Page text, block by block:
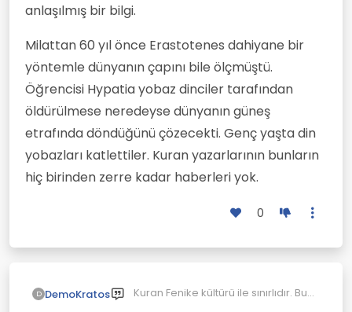
anlaşılmış bir bilgi.
Milattan 60 yıl önce Erastotenes dahiyane bir
yöntemle dünyanın çapını bile ölçmüştü.
Öğrencisi Hypatia yobaz dinciler tarafından
öldürülmese neredeyse dünyanın güneş
etrafında döndüğünü çözecekti. Genç yaşta din
yobazları katlettiler. Kuran yazarlarının bunların
hiç birinden zerre kadar haberleri yok.
0
D DemoKratos
Kuran Fenike kültürü ile sınırlıdır. Bunu